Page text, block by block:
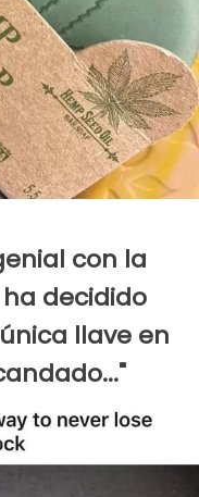
con la
decidido
llave en